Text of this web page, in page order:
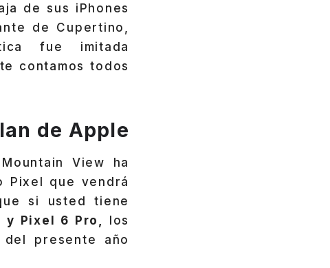
de sus iPhones
de Cupertino,
fue imitada
contamos todos
de Apple
View ha
Pixel que vendrá
si usted tiene
y Pixel 6 Pro,
los
presente año